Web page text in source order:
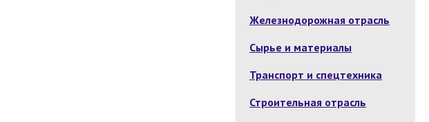
Железнодорожная отрасль
Сырье и материалы
Транспорт и спецтехника
Строительная отрасль